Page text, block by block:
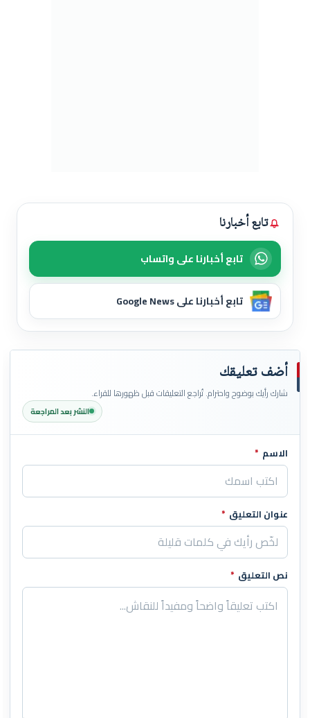
تابع أخبارنا
تابع أخبارنا على واتساب
تابع أخبارنا على Google News
أضف تعليقك
شارك رأيك بوضوح واحترام. تُراجع التعليقات قبل ظهورها للقراء.
النشر بعد المراجعة
اترك هذا الحقل فارغاً
الاسم *
عنوان التعليق *
نص التعليق *